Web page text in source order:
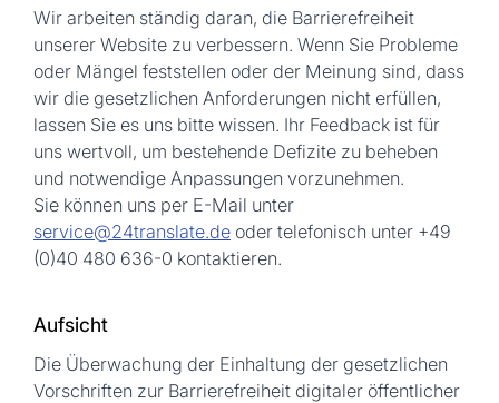
Wir arbeiten ständig daran, die Barrierefreiheit
unserer Website zu verbessern. Wenn Sie Probleme
oder Mängel feststellen oder der Meinung sind, dass
wir die gesetzlichen Anforderungen nicht erfüllen,
lassen Sie es uns bitte wissen. Ihr Feedback ist für
uns wertvoll, um bestehende Defizite zu beheben
und notwendige Anpassungen vorzunehmen.
Sie können uns per E-Mail unter
service@24translate.de oder telefonisch unter +49
(0)40 480 636-0 kontaktieren.
Aufsicht
Die Überwachung der Einhaltung der gesetzlichen
Vorschriften zur Barrierefreiheit digitaler öffentlicher